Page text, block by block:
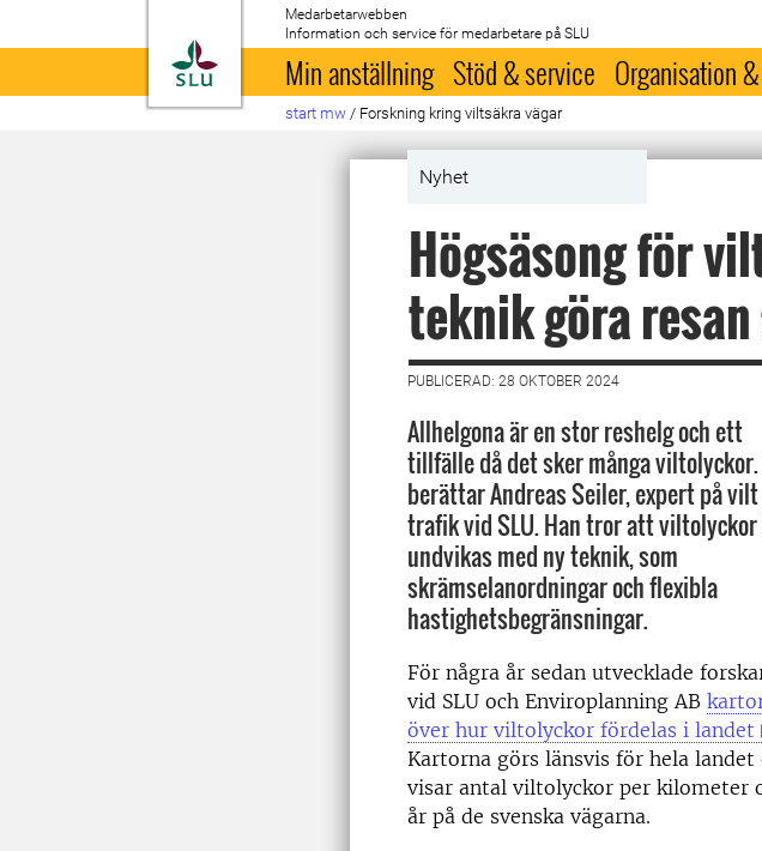
Till startsida
Medarbetarwebben
Information och service för medarbetare på SLU
Min anställning Stöd & service Organisation
start mw / Forskning kring viltsäkra vägar
Nyhet
Högsäsong för
teknik göra
PUBLICERAD: 28 OKTOBER 2024
Allhelgona är en stor reshelg och ett
tillfälle då det sker många
berättar Andreas Seiler, expert på vilt
trafik vid SLU. Han tror att viltolyckor
undvikas med ny teknik, som
skrämselanordningar och flexibla
hastighetsbegränsningar.
För några år sedan utvecklade
vid SLU och Enviroplanning AB
över hur viltolyckor fördelas i landet
Kartorna görs länsvis för hela landet
visar antal viltolyckor per kilometer
år på de svenska vägarna.